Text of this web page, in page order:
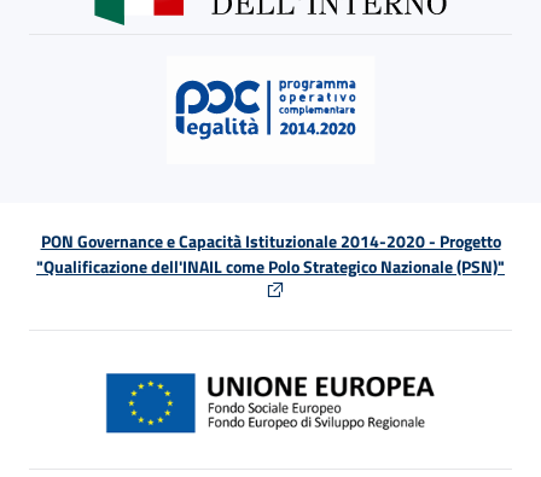
PON Governance e Capacità Istituzionale 2014-2020 - Progetto
"Qualificazione dell'INAIL come Polo Strategico Nazionale (PSN)"